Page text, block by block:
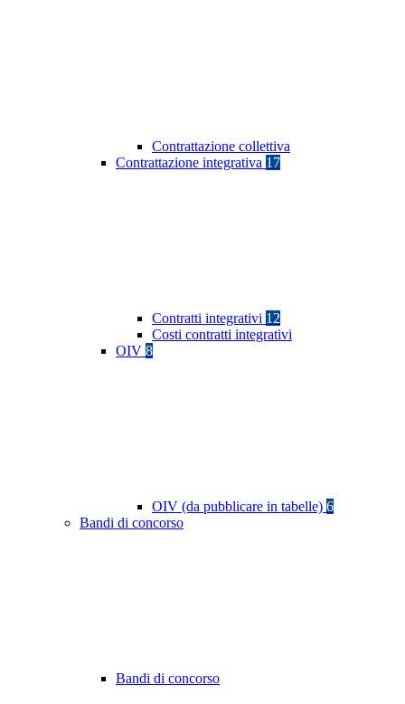
Contrattazione collettiva
Contrattazione integrativa 17
Contratti integrativi 12
Costi contratti integrativi
OIV 8
OIV (da pubblicare in tabelle) 6
Bandi di concorso
Bandi di concorso